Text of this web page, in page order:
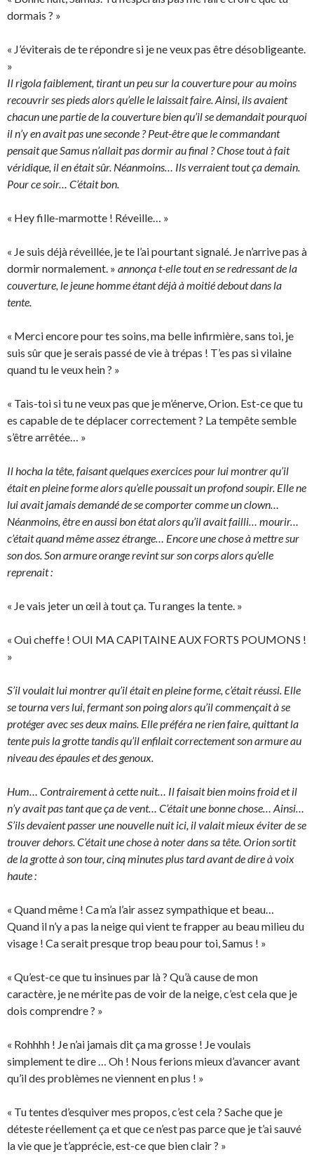
dormais ? »
« J’éviterais de te répondre si je ne veux pas être désobligeante.
»
Il rigola faiblement, tirant un peu sur la couverture pour au moins
recouvrir ses pieds alors qu’elle le laissait faire. Ainsi, ils avaient
chacun une partie de la couverture bien qu’il se demandait pourquoi
il n’y en avait pas une seconde ? Peut-être que le commandant
pensait que Samus n’allait pas dormir au final ? Chose tout à fait
véridique, il en était sûr. Néanmoins… Ils verraient tout ça demain.
Pour ce soir… C’était bon.
« Hey fille-marmotte ! Réveille… »
« Je suis déjà réveillée, je te l’ai pourtant signalé. Je n’arrive pas à
dormir normalement. » annonça t-elle tout en se redressant de la
couverture, le jeune homme étant déjà à moitié debout dans la
tente.
« Merci encore pour tes soins, ma belle infirmière, sans toi, je
suis sûr que je serais passé de vie à trépas ! T’es pas si vilaine
quand tu le veux hein ? »
« Tais-toi si tu ne veux pas que je m’énerve, Orion. Est-ce que tu
es capable de te déplacer correctement ? La tempête semble
s’être arrêtée… »
Il hocha la tête, faisant quelques exercices pour lui montrer qu’il
était en pleine forme alors qu’elle poussait un profond soupir. Elle ne
lui avait jamais demandé de se comporter comme un clown…
Néanmoins, être en aussi bon état alors qu’il avait failli… mourir…
c’était quand même assez étrange… Encore une chose à mettre sur
son dos. Son armure orange revint sur son corps alors qu’elle
reprenait :
« Je vais jeter un œil à tout ça. Tu ranges la tente. »
« Oui cheffe ! OUI MA CAPITAINE AUX FORTS POUMONS !
»
S’il voulait lui montrer qu’il était en pleine forme, c’était réussi. Elle
se tourna vers lui, fermant son poing alors qu’il commençait à se
protéger avec ses deux mains. Elle préféra ne rien faire, quittant la
tente puis la grotte tandis qu’il enfilait correctement son armure au
niveau des épaules et des genoux.
Hum… Contrairement à cette nuit… Il faisait bien moins froid et il
n’y avait pas tant que ça de vent… C’était une bonne chose… Ainsi…
S’ils devaient passer une nouvelle nuit ici, il valait mieux éviter de se
trouver dehors. C’était une chose à noter dans sa tête. Orion sortit
de la grotte à son tour, cinq minutes plus tard avant de dire à voix
haute :
« Quand même ! Ca m’a l’air assez sympathique et beau…
Quand il n’y a pas la neige qui vient te frapper au beau milieu du
visage ! Ca serait presque trop beau pour toi, Samus ! »
« Qu’est-ce que tu insinues par là ? Qu’à cause de mon
caractère, je ne mérite pas de voir de la neige, c’est cela que je
dois comprendre ? »
« Rohhhh ! Je n’ai jamais dit ça ma grosse ! Je voulais
simplement te dire … Oh ! Nous ferions mieux d’avancer avant
qu’il des problèmes ne viennent en plus ! »
« Tu tentes d’esquiver mes propos, c’est cela ? Sache que je
déteste réellement ça et que ce n’est pas parce que je t’ai sauvé
la vie que je t’apprécie, est-ce que bien clair ? »